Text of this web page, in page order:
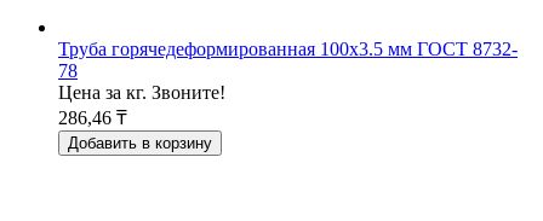
Труба горячедеформированная 100х3.5 мм ГОСТ 8732-
78
Цена за кг. Звоните!
286,46 ₸
Добавить в корзину